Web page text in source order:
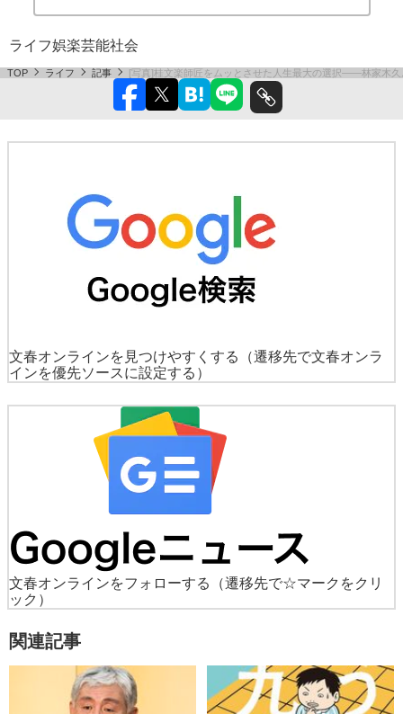
ライフ娯楽芸能社会
TOP ライフ 記事 [写真]桂文楽師匠をムッとさせた人生最大の選択――林家木久
文春オンラインを見つけやすくする
（遷移先で文春オンラ
インを優先ソースに設定する）
文春オンラインをフォローする
（遷移先で☆マークをクリ
ック）
関連記事